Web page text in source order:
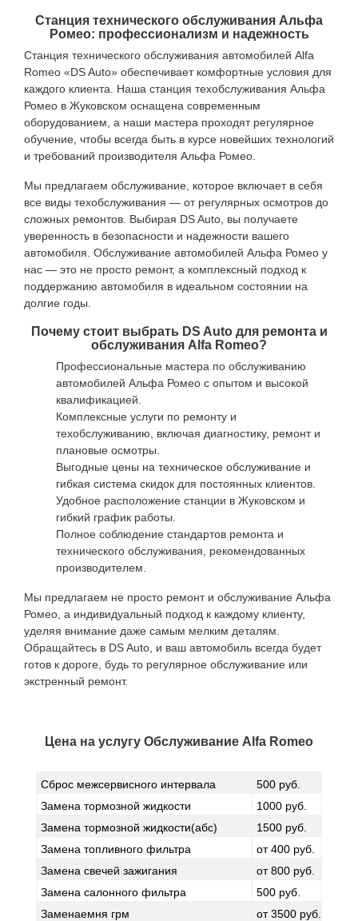
Станция технического обслуживания Альфа
Ромео: профессионализм и надежность
Станция технического обслуживания автомобилей Alfa
Romeo «DS Auto» обеспечивает комфортные условия для
каждого клиента. Наша станция техобслуживания Альфа
Ромео в Жуковском оснащена современным
оборудованием, а наши мастера проходят регулярное
обучение, чтобы всегда быть в курсе новейших технологий
и требований производителя Альфа Ромео.
Мы предлагаем обслуживание, которое включает в себя
все виды техобслуживания — от регулярных осмотров до
сложных ремонтов. Выбирая DS Auto, вы получаете
уверенность в безопасности и надежности вашего
автомобиля. Обслуживание автомобилей Альфа Ромео у
нас — это не просто ремонт, а комплексный подход к
поддержанию автомобиля в идеальном состоянии на
долгие годы.
Почему стоит выбрать DS Auto для ремонта и
обслуживания Alfa Romeo?
Профессиональные мастера по обслуживанию
автомобилей Альфа Ромео с опытом и высокой
квалификацией.
Комплексные услуги по ремонту и
техобслуживанию, включая диагностику, ремонт и
плановые осмотры.
Выгодные цены на техническое обслуживание и
гибкая система скидок для постоянных клиентов.
Удобное расположение станции в Жуковском и
гибкий график работы.
Полное соблюдение стандартов ремонта и
технического обслуживания, рекомендованных
производителем.
Мы предлагаем не просто ремонт и обслуживание Альфа
Ромео, а индивидуальный подход к каждому клиенту,
уделяя внимание даже самым мелким деталям.
Обращайтесь в DS Auto, и ваш автомобиль всегда будет
готов к дороге, будь то регулярное обслуживание или
экстренный ремонт.
Цена на услугу Обслуживание Alfa Romeo
Сброс межсервисного интервала
500 руб.
Замена тормозной жидкости
1000 руб.
Замена тормозной жидкости(абс)
1500 руб.
Замена топливного фильтра
от 400 руб.
Замена свечей зажигания
от 800 руб.
Замена салонного фильтра
500 руб.
Заменаемня грм
от 3500 руб.